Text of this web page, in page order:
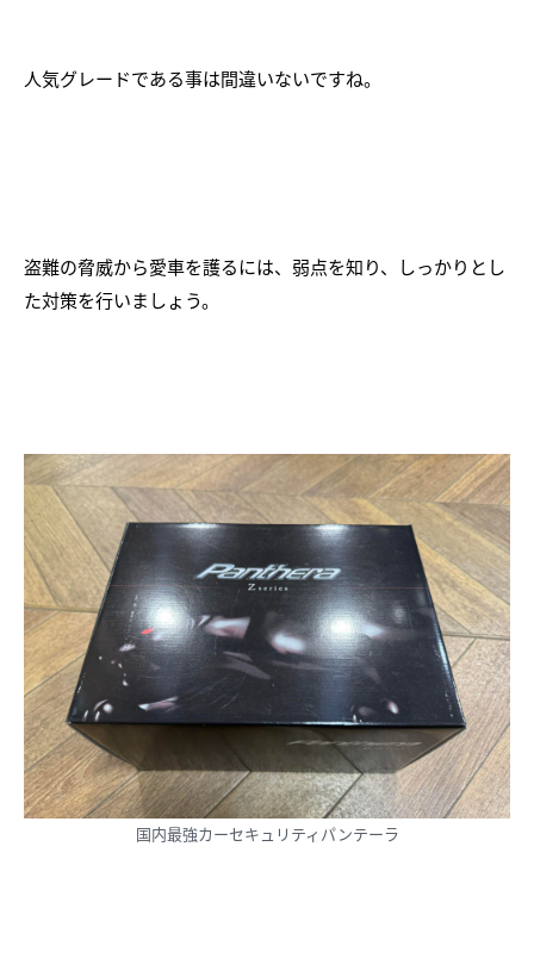
人気グレードである事は間違いないですね。
盗難の脅威から愛車を護るには、弱点を知り、しっかりとし
た対策を行いましょう。
国内最強カーセキュリティパンテーラ